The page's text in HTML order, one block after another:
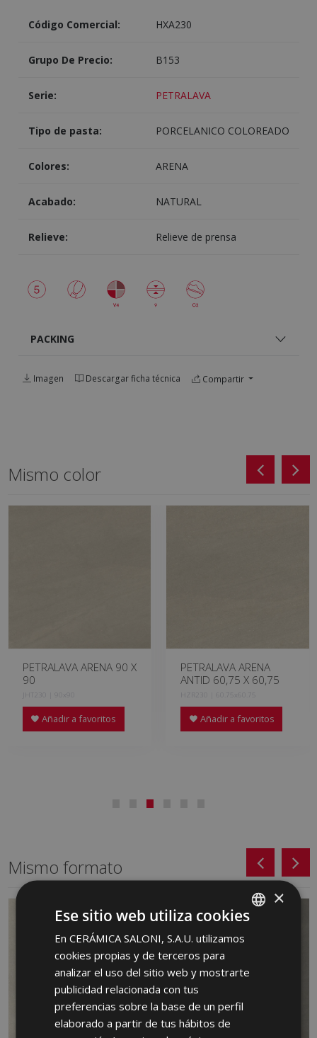
Código Comercial: HXA230
Grupo De Precio: B153
Serie: PETRALAVA
Tipo de pasta: PORCELANICO COLOREADO
Colores: ARENA
Acabado: NATURAL
Relieve: Relieve de prensa
PACKING
Imagen Descargar ficha técnica Compartir
Mismo color
PETRALAVA ARENA 90 X
90
JHT230 | 90x90
Añadir a favoritos
PETRALAVA ARENA
ANTID 60,75 X 60,75
HZR230 | 60.75x60.75
Añadir a favoritos
Mismo formato
SPANISH
ENGLISH
GERMAN
×
Ese sitio web utiliza cookies
En CERÁMICA SALONI, S.A.U. utilizamos
cookies propias y de terceros para
analizar el uso del sitio web y mostrarte
publicidad relacionada con tus
preferencias sobre la base de un perfil
elaborado a partir de tus hábitos de